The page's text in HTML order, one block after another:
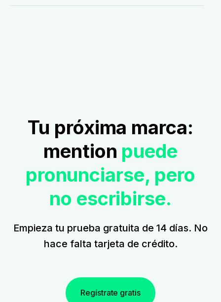
Tu próxima marca:
mention puede
pronunciarse, pero
no escribirse.
Empieza tu prueba gratuita de 14 días. No
hace falta tarjeta de crédito.
Regístrate gratis